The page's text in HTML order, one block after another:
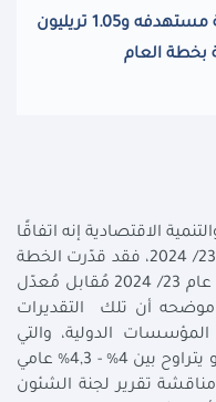
600 مليار جنيه استثمارات خاصة مستهدفه و1.05 تريليون
بخطة العام
الاقتصادية إنه اتفاقًا
والتوجّه الـمُتحفّظ لخطة التنمية لعام 23/ 2024، فقد قدّرت الخطة
مُعدّل النمو الاقتصادي بنحو 4,1% في عام 23/ 2024 مُقابل مُعدّل
مُتوقّع 4,2% في عام 22/2023، موضحه أن تلك التقديرات
الدولية، والتي
تشير إلى توقّع تحقيق مصر مُعدّل نمو يتراوح بين 4% - 4,3% عامي
ذلك خلال مناقشة تقرير لجنة الشئون